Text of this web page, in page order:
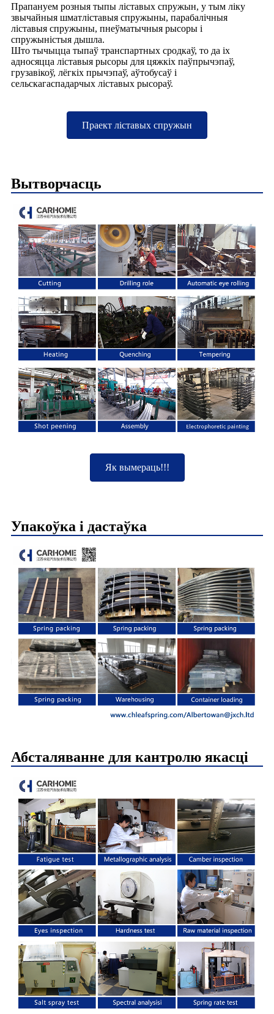
Прапануем розныя тыпы ліставых спружын, у тым ліку
звычайныя шматліставыя спружыны, парабалічныя
ліставыя спружыны, пнеўматычныя рысоры і
спружыністыя дышла.
Што тычыцца тыпаў транспартных сродкаў, то да іх
адносяцца ліставыя рысоры для цяжкіх паўпрычэпаў,
грузавікоў, лёгкіх прычэпаў, аўтобусаў і
сельскагаспадарчых ліставых рысораў.
Праект ліставых спружын
Вытворчасць
Як вымераць!!!
Упакоўка і дастаўка
Абсталяванне для кантролю якасці